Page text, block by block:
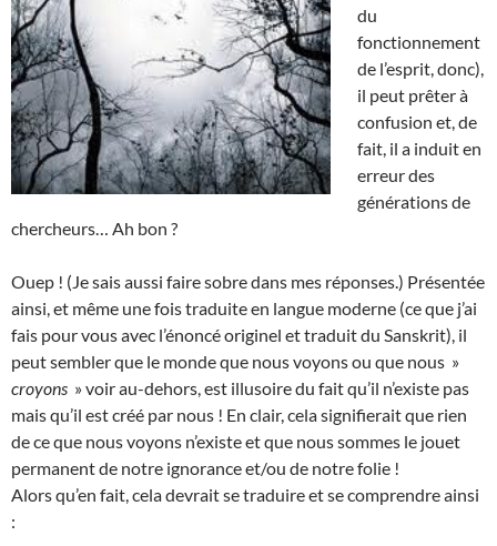
du
fonctionnement
de l’esprit, donc),
il peut prêter à
confusion et, de
fait, il a induit en
erreur des
générations de
chercheurs… Ah bon ?
Ouep ! (Je sais aussi faire sobre dans mes réponses.) Présentée
ainsi, et même une fois traduite en langue moderne (ce que j’ai
fais pour vous avec l’énoncé originel et traduit du Sanskrit), il
peut sembler que le monde que nous voyons ou que nous »
croyons » voir au-dehors, est illusoire du fait qu’il n’existe pas
mais qu’il est créé par nous ! En clair, cela signifierait que rien
de ce que nous voyons n’existe et que nous sommes le jouet
permanent de notre ignorance et/ou de notre folie !
Alors qu’en fait, cela devrait se traduire et se comprendre ainsi
: